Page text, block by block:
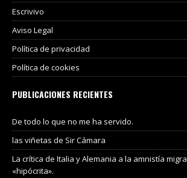
Escrivivo
Aviso Legal
Política de privacidad
Política de cookies
PUBLICACIONES RECIENTES
De todo lo que no me ha servido.
las viñetas de Sir Cámara
La crítica de Italia y Alemania a la amnistía
«hipócrita».